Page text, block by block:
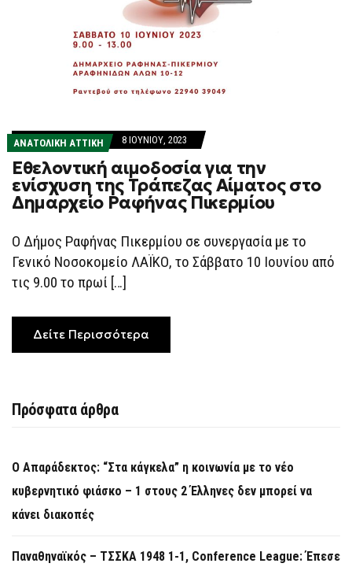
ΑΝΑΤΟΛΙΚΗ ΑΤΤΙΚΗ 8 ΙΟΥΝΊΟΥ, 2023
Εθελοντική αιμοδοσία για την
ενίσχυση της Τράπεζας Αίματος στο
Δημαρχείο Ραφήνας Πικερμίου
Ο Δήμος Ραφήνας Πικερμίου σε συνεργασία με το
Γενικό Νοσοκομείο ΛΑΪΚΟ, το Σάββατο 10 Ιουνίου από
τις 9.00 το πρωί […]
Δείτε Περισσότερα
Πρόσφατα άρθρα
Ο Απαράδεκτος: “Στα κάγκελα” η κοινωνία με το νέο
κυβερνητικό φιάσκο – 1 στους 2 Έλληνες δεν μπορεί να
κάνει διακοπές
Παναθηναϊκός – ΤΣΣΚΑ 1948 1-1, Conference League: Έπεσε